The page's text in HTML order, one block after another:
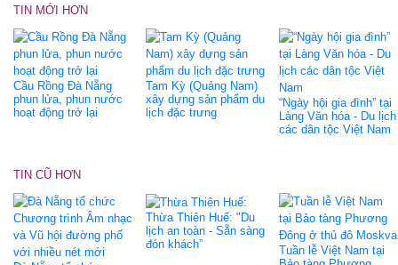
TIN MỚI HƠN
Cầu Rồng Đà Nẵng
phun lửa, phun nước
hoạt động trở lại
Tam Kỳ (Quảng Nam)
xây dựng sản phẩm du
lịch đặc trưng
“Ngày hội gia đình” tại
Làng Văn hóa - Du lịch
các dân tộc Việt Nam
TIN CŨ HƠN
Thừa Thiên Huế: "Du
lịch an toàn - Sẵn sàng
đón khách”
Tuần lễ Việt Nam tại